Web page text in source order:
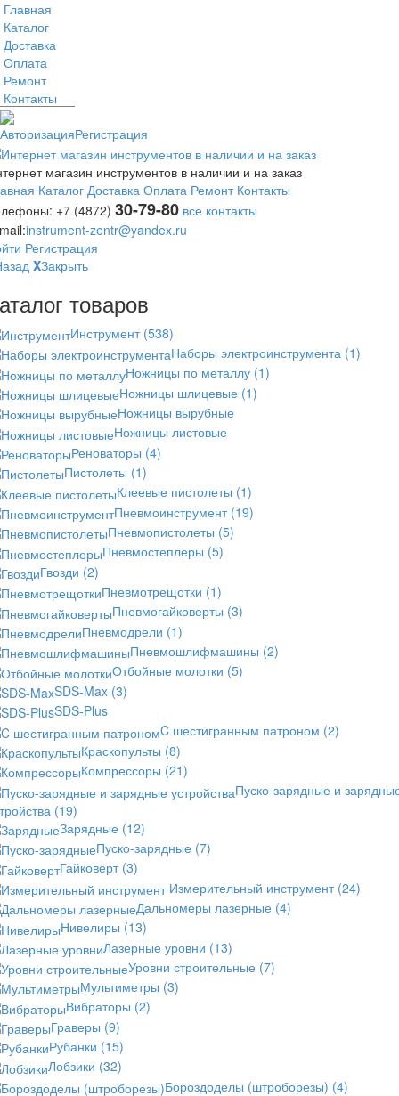
Главная
Каталог
Доставка
Оплата
Ремонт
Контакты
АвторизацияРегистрация
магазин инструментов в наличии и на заказ
Каталог Доставка Оплата Ремонт Контакты
+7 (4872) 30-79-80 все контакты
instrument-zentr@yandex.ru
Регистрация
XЗакрыть
товаров
Инструмент (538)
Наборы электроинструмента (1)
Ножницы по металлу (1)
Ножницы шлицевые (1)
Ножницы вырубные
Ножницы листовые
Реноваторы (4)
Пистолеты (1)
Клеевые пистолеты (1)
Пневмоинструмент (19)
Пневмопистолеты (5)
Пневмостеплеры (5)
Гвозди (2)
Пневмотрещотки (1)
Пневмогайковерты (3)
Пневмодрели (1)
Пневмошлифмашины (2)
Отбойные молотки (5)
SDS-Max (3)
SDS-Plus
C шестигранным патроном (2)
Краскопульты (8)
Компрессоры (21)
Пуско-зарядные и
(19)
Зарядные (12)
Пуско-зарядные (7)
Гайковерт (3)
Измерительный инструмент (24)
Дальномеры лазерные (4)
Нивелиры (13)
Лазерные уровни (13)
Уровни строительные (7)
Мультиметры (3)
Вибраторы (2)
Граверы (9)
Рубанки (15)
Лобзики (32)
Бороздоделы (штроборезы) (4)